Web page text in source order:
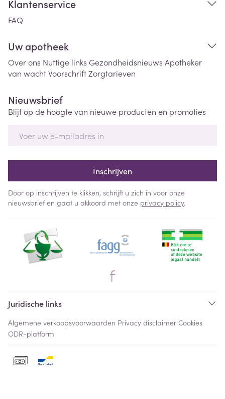
Klantenservice
FAQ
Uw apotheek
Over ons Nuttige links Gezondheidsnieuws Apotheker
van wachtVoorschriftZorgtarieven
Nieuwsbrief
Blijf op de hoogte van nieuwe producten en promoties
Inschrijven
Door op inschrijven te klikken, schrijft u zich in voor onze
nieuwsbrief en gaat u akkoord met onze privacy policy.
Juridische links
Algemene verkoopsvoorwaarden Privacy disclaimer Cookies
ODR-platform